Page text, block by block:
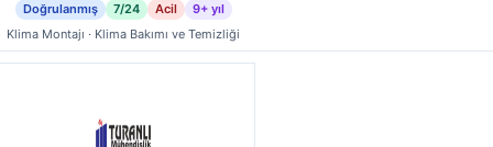
Doğrulanmış 7/24 Acil
9+ yıl
Klima Montajı · Klima Bakımı ve Temizliği